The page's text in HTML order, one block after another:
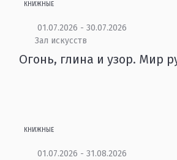
КНИЖНЫЕ
01.07.2026 - 30.07.2026
Зал искусств
Огонь, глина и узор. Мир
КНИЖНЫЕ
01.07.2026 - 31.08.2026